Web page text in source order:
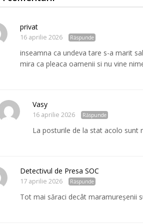
privat
16 aprilie 2026 Răspunde
inseamna ca undeva tare s-a marit
mira ca pleaca oamenii si nu vine
Vasy
16 aprilie 2026 Răspunde
La posturile de la stat acolo sunt
Detectivul de Presa SOC
17 aprilie 2026 Răspunde
Tot mai săraci decât maramureșenii